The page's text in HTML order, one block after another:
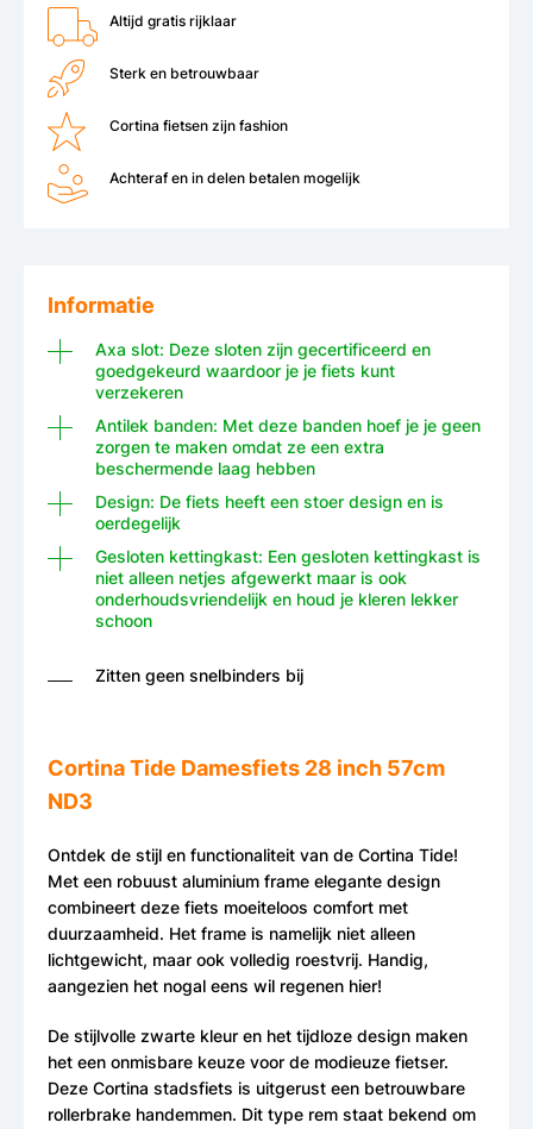
Altijd gratis rijklaar
Sterk en betrouwbaar
Cortina fietsen zijn fashion
Achteraf en in delen betalen mogelijk
Informatie
Axa slot: Deze sloten zijn gecertificeerd en
goedgekeurd waardoor je je fiets kunt
verzekeren
Antilek banden: Met deze banden hoef je je geen
zorgen te maken omdat ze een extra
beschermende laag hebben
Design: De fiets heeft een stoer design en is
oerdegelijk
Gesloten kettingkast: Een gesloten kettingkast is
niet alleen netjes afgewerkt maar is ook
onderhoudsvriendelijk en houd je kleren lekker
schoon
Zitten geen snelbinders bij
Cortina Tide Damesfiets 28 inch 57cm
ND3
Ontdek de stijl en functionaliteit van de Cortina Tide!
Met een robuust aluminium frame elegante design
combineert deze fiets moeiteloos comfort met
duurzaamheid. Het frame is namelijk niet alleen
lichtgewicht, maar ook volledig roestvrij. Handig,
aangezien het nogal eens wil regenen hier!
De stijlvolle zwarte kleur en het tijdloze design maken
het een onmisbare keuze voor de modieuze fietser.
Deze Cortina stadsfiets is uitgerust een betrouwbare
rollerbrake handemmen. Dit type rem staat bekend om